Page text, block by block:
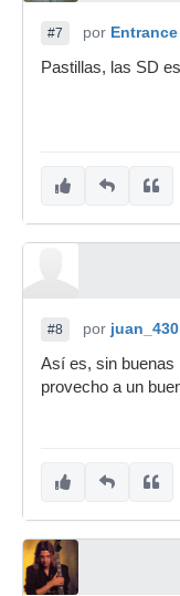
#7 por Entrance
Pastillas, las SD
#8 por juan_430
Así es, sin buenas
provecho a un